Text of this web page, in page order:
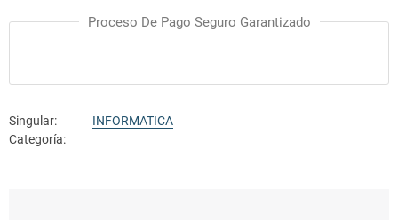
Proceso De Pago Seguro Garantizado
Singular:
Categoría:
INFORMATICA